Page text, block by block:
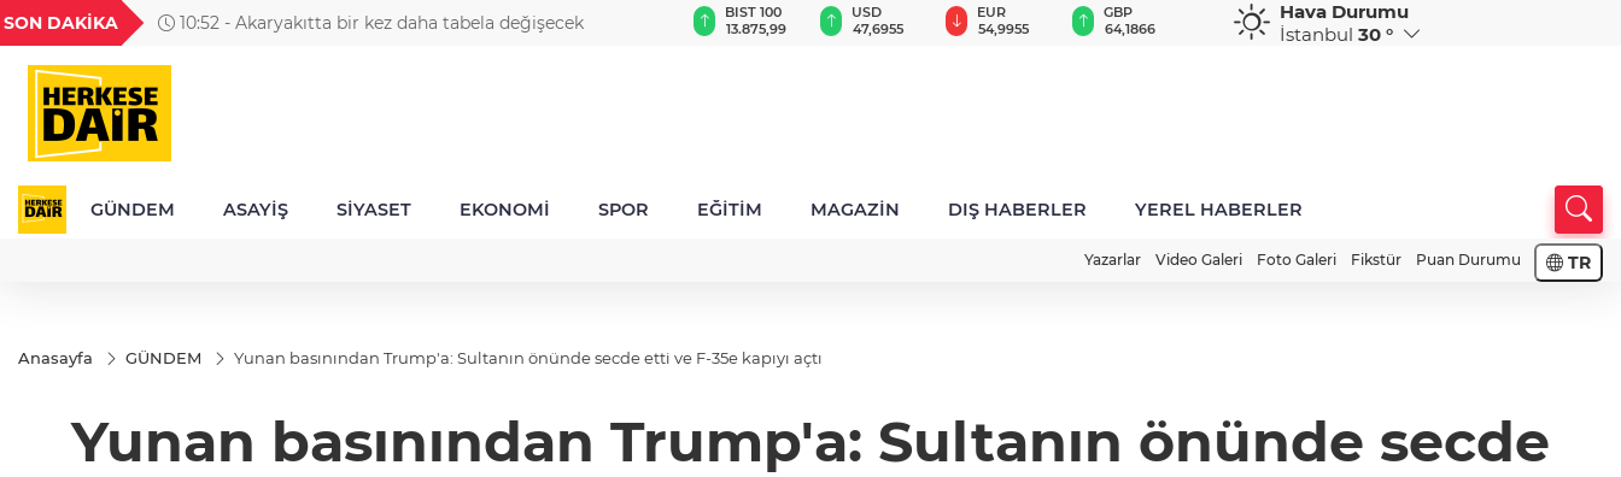
SON DAKİKA 10:52 - Akaryakıtta bir kez daha tabela değişecek
18,2392
TND
16,2340
BGN
27,9743
VND
0,0018
BIST 100
13.875,99
USD
47,6955
EUR
54,9955
GBP
64,1866
CHF
58,7607
CAD
34,0006
Hava Durumu
İstanbul 30 °
GÜNDEM ASAYİŞ SİYASET EKONOMİ SPOR EĞİTİM MAGAZİN DIŞ HABERLER YEREL HABERLER
Yazarlar Video Galeri Foto Galeri Fikstür Puan Durumu TR
Anasayfa GÜNDEM Yunan basınından Trump'a: Sultanın önünde secde etti ve F-35e kapıyı açtı
Yunan basınından Trump'a: Sultanın önünde secde